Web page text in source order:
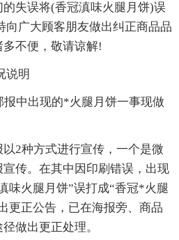
失误将(香冠滇味火腿月饼)误
广大顾客朋友做出纠正商品品
不便，敬请谅解!
说明
报中出现的*火腿月饼一事现做
2种方式进行宣传，一个是微
传。在其中因印刷错误，出现
味火腿月饼”误打成“香冠*火腿
更正公告，已在海报旁、商品
做出更正处理。